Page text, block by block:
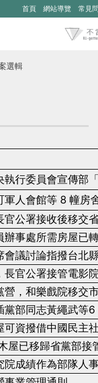
首頁 網站導覽 常見
選輯
執行委員會宣傳部
軍人會館等 8幢房
官公署接收後移交
辦事處所需房屋已
會議討論指撥台北
長官公署接管電影
營，和樂戲院移交
黨部同志黃繩武等6
可資撥借中國民主
屋已移歸省黨部接
院成績作為部隊人